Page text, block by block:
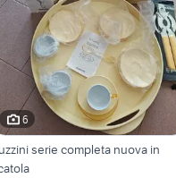
6
serie completa nuova in